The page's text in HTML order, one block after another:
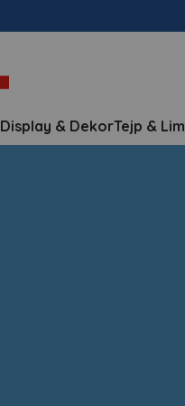
Display & DekorTejp & Lim